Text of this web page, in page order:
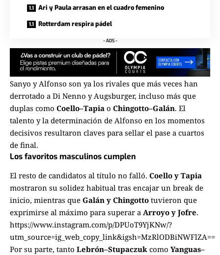
Ari y Paula arrasan en el cuadro femenino
Rotterdam respira pádel
- ADS -
Sanyo y Alfonso son ya los rivales que más veces han
derrotado a Di Nenno y Augsburger, incluso más que
duplas como Coello–Tapia o Chingotto–Galán. El
talento y la determinación de Alfonso en los momentos
decisivos resultaron claves para sellar el pase a cuartos
de final.
Los favoritos masculinos cumplen
El resto de candidatos al título no falló. Coello y Tapia
mostraron su solidez habitual tras encajar un break de
inicio, mientras que Galán y Chingotto tuvieron que
exprimirse al máximo para superar a Arroyo y Jofre.
https://www.instagram.com/p/DPUoT9YjKNw/?
utm_source=ig_web_copy_link&igsh=MzRlODBiNWFlZA==
Por su parte, tanto Lebrón–Stupaczuk como Yanguas–